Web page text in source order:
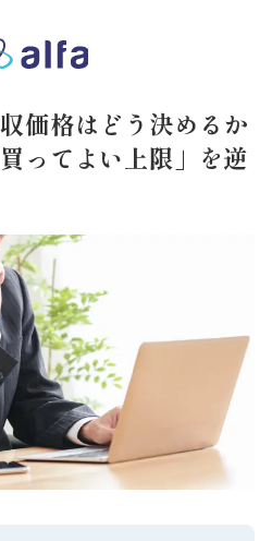
ィング｜ホテル・旅館・観光業の事
価格はどう決めるか
ってよい上限」を逆